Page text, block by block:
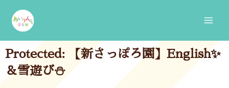
content
Protected: 【新さっぽろ園】English✨
＆雪遊び⛄